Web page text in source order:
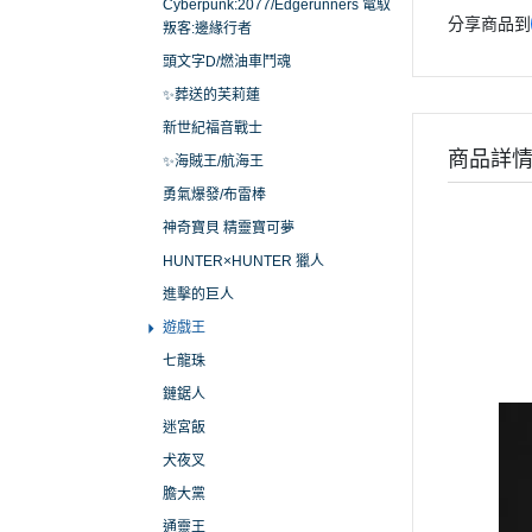
Cyberpunk:2077/Edgerunners 電馭
叛客:邊緣行者
頭文字D/燃油車鬥魂
✨葬送的芙莉蓮
新世紀福音戰士
✨海賊王/航海王
勇氣爆發/布雷棒
神奇寶貝 精靈寶可夢
HUNTER×HUNTER 獵人
進擊的巨人
遊戲王
七龍珠
鏈鋸人
迷宮飯
犬夜叉
膽大黨
通靈王
分享商品到
商品詳情